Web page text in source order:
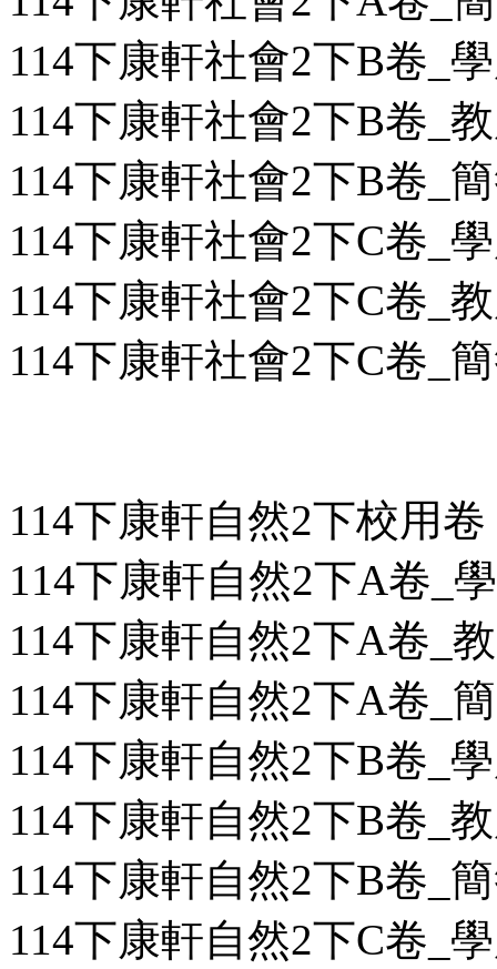
114下康軒社會2下B卷_
114下康軒社會2下B卷_
114下康軒社會2下B卷_
114下康軒社會2下C卷_
114下康軒社會2下C卷_
114下康軒社會2下C卷_
114下康軒自然2下校用卷
114下康軒自然2下A卷_
114下康軒自然2下A卷_
114下康軒自然2下A卷_
114下康軒自然2下B卷_
114下康軒自然2下B卷_
114下康軒自然2下B卷_
114下康軒自然2下C卷_